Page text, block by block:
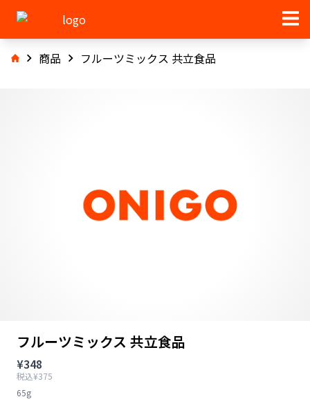
商品 フルーツミックス 共立食品
フルーツミックス 共立食品
¥348
税込¥375
65g